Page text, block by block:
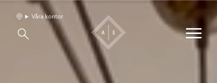
Våra hem
Våra kontor